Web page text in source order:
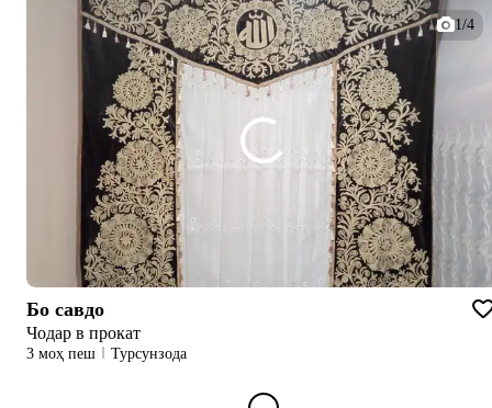
1/4
Бо савдо
Чодар в прокат
3 моҳ пеш Турсунзода